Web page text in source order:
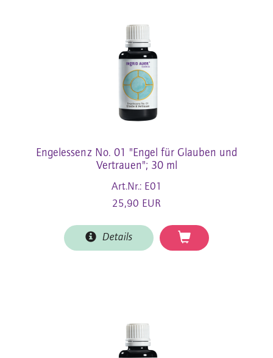
Engelessenz No. 01 "Engel für Glauben und
Vertrauen"; 30 ml
Art.Nr.: E01
25,90 EUR
Details